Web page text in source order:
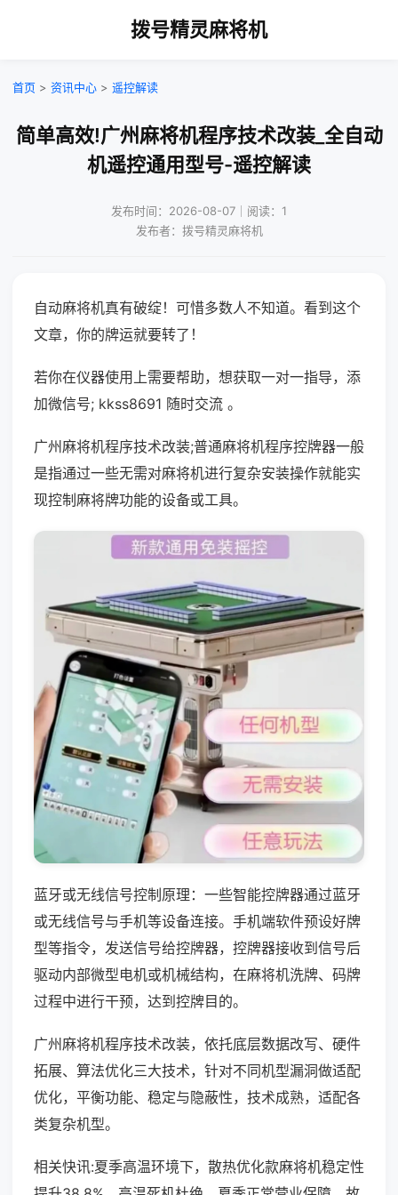
拨号精灵麻将机
首页 > 资讯中心 > 遥控解读
简单高效!广州麻将机程序技术改装_全自动
机遥控通用型号-遥控解读
发布时间：2026-08-07｜阅读：1
发布者：拨号精灵麻将机
自动麻将机真有破绽！可惜多数人不知道。看到这个
文章，你的牌运就要转了！
若你在仪器使用上需要帮助，想获取一对一指导，添
加微信号; kkss8691 随时交流 。
广州麻将机程序技术改装;普通麻将机程序控牌器一般
是指通过一些无需对麻将机进行复杂安装操作就能实
现控制麻将牌功能的设备或工具。
蓝牙或无线信号控制原理：一些智能控牌器通过蓝牙
或无线信号与手机等设备连接。手机端软件预设好牌
型等指令，发送信号给控牌器，控牌器接收到信号后
驱动内部微型电机或机械结构，在麻将机洗牌、码牌
过程中进行干预，达到控牌目的。
广州麻将机程序技术改装，依托底层数据改写、硬件
拓展、算法优化三大技术，针对不同机型漏洞做适配
优化，平衡功能、稳定与隐蔽性，技术成熟，适配各
类复杂机型。
相关快讯:夏季高温环境下，散热优化款麻将机稳定性